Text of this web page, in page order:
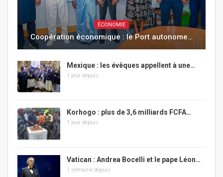
ÉCONOMIE
Coopération économique : le Port autonome…
Mexique : les évêques appellent à une…
1 jour depuis
Korhogo : plus de 3,6 milliards FCFA…
1 jour depuis
Vatican : Andrea Bocelli et le pape Léon…
1 semaine depuis